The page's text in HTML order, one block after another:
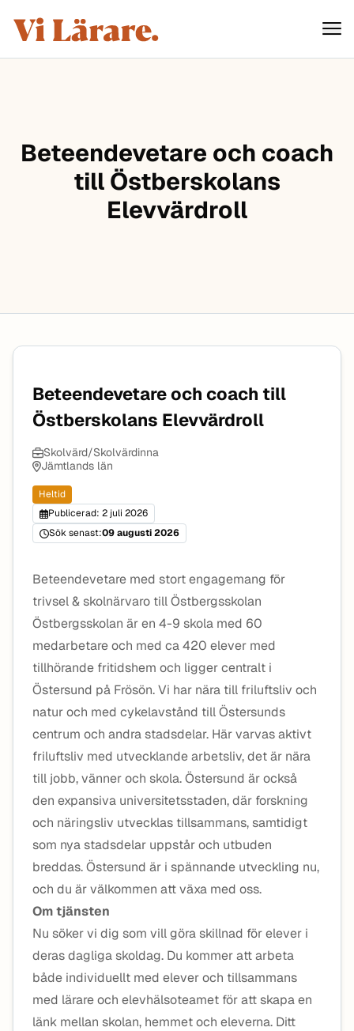
Hoppa till innehåll
ViLärare
Beteendevetare och coach
till Östberskolans
Elevvärdroll
Beteendevetare och coach till
Östberskolans Elevvärdroll
Skolvärd/Skolvärdinna
Jämtlands län
Heltid
Publicerad: 2 juli 2026
Sök senast:09 augusti 2026
Beteendevetare med stort engagemang för
trivsel & skolnärvaro till Östbergsskolan
Östbergsskolan är en 4-9 skola med 60
medarbetare och med ca 420 elever med
tillhörande fritidshem och ligger centralt i
Östersund på Frösön. Vi har nära till friluftsliv och
natur och med cykelavstånd till Östersunds
centrum och andra stadsdelar. Här varvas aktivt
friluftsliv med utvecklande arbetsliv, det är nära
till jobb, vänner och skola. Östersund är också
den expansiva universitetsstaden, där forskning
och näringsliv utvecklas tillsammans, samtidigt
som nya stadsdelar uppstår och utbuden
breddas. Östersund är i spännande utveckling nu,
och du är välkommen att växa med oss.
Om tjänsten
Nu söker vi dig som vill göra skillnad för elever i
deras dagliga skoldag. Du kommer att arbeta
både individuellt med elever och tillsammans
med lärare och elevhälsoteamet för att skapa en
länk mellan skolan, hemmet och eleverna. Ditt